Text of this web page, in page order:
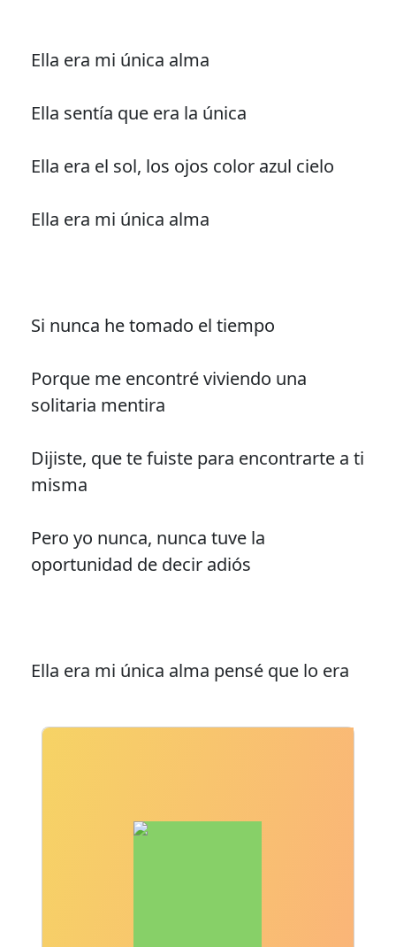
Ella era mi única alma
Ella sentía que era la única
Ella era el sol, los ojos color azul cielo
Ella era mi única alma
Si nunca he tomado el tiempo
Porque me encontré viviendo una
solitaria mentira
Dijiste, que te fuiste para encontrarte a ti
misma
Pero yo nunca, nunca tuve la
oportunidad de decir adiós
Ella era mi única alma pensé que lo era